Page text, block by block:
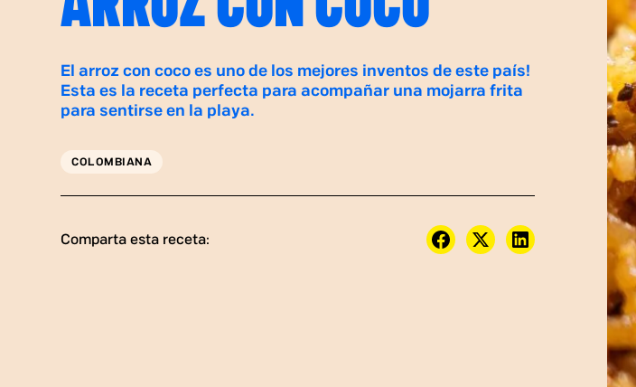
El arroz con coco es uno de los mejores inventos de este país!
Esta es la receta perfecta para acompañar una mojarra frita
para sentirse en la playa.
COLOMBIANA
Comparta esta receta: